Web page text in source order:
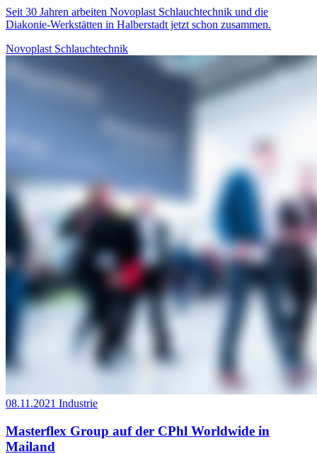
Seit 30 Jahren arbeiten Novoplast Schlauchtechnik und die
Diakonie-Werkstätten in Halberstadt jetzt schon zusammen.
Novoplast Schlauchtechnik
08.11.2021 Industrie
Masterflex Group auf der CPhl Worldwide in
Mailand